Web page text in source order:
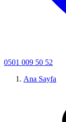
0501 009 50 52
Ana Sayfa